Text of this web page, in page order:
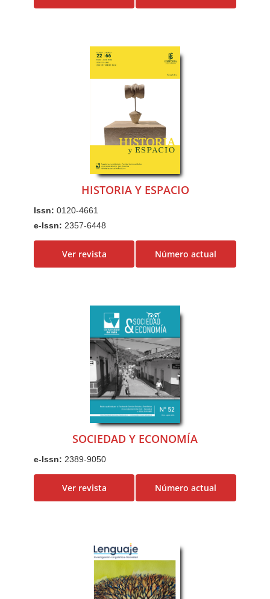
HISTORIA Y ESPACIO
Issn:0120-4661
e-Issn: 2357-6448
Ver revista Número actual
SOCIEDAD Y ECONOMÍA
e-Issn: 2389-9050
Ver revista Número actual